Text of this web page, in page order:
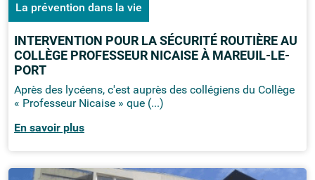
La prévention dans la vie
INTERVENTION POUR LA SÉCURITÉ ROUTIÈRE AU
COLLÈGE PROFESSEUR NICAISE À MAREUIL-LE-
PORT
Après des lycéens, c'est auprès des collégiens du Collège
« Professeur Nicaise » que (...)
En savoir plus